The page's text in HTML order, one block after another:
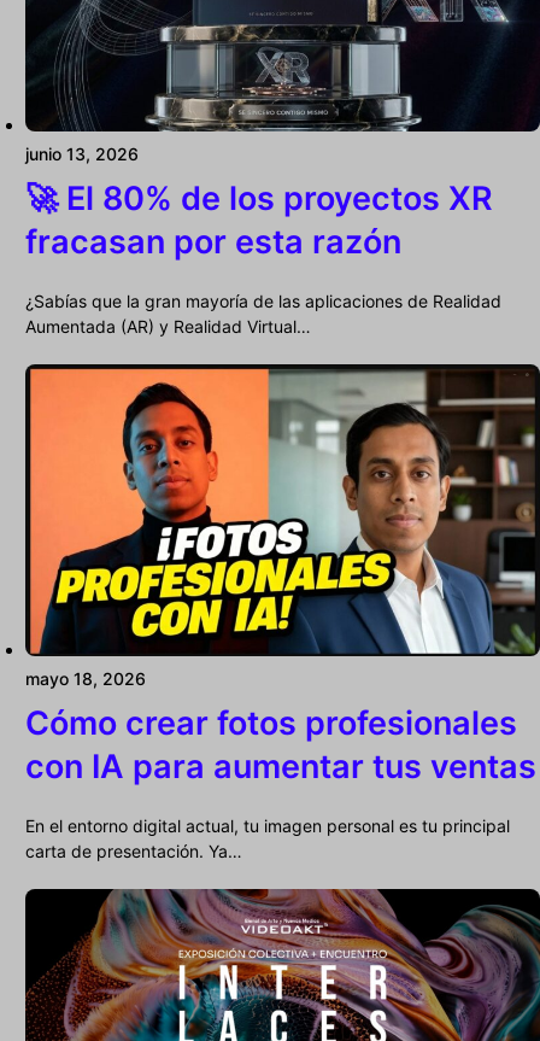
junio 13, 2026
🚀 El 80% de los proyectos XR
fracasan por esta razón
¿Sabías que la gran mayoría de las aplicaciones de Realidad
Aumentada (AR) y Realidad Virtual…
mayo 18, 2026
Cómo crear fotos profesionales
con IA para aumentar tus ventas
En el entorno digital actual, tu imagen personal es tu principal
carta de presentación. Ya…